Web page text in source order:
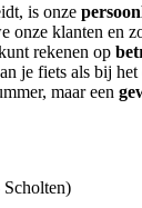
is onze
onze klanten en
rekenen op
je fiets als bij
maar een
Scholten)